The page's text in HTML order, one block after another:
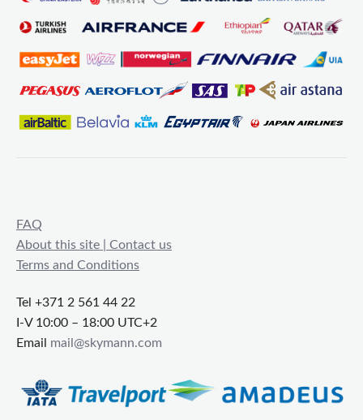
FAQ
About this site | Contact us
Terms and Conditions
Tel +371 2 561 44 22
I-V 10:00 – 18:00 UTC+2
Email mail@skymann.com